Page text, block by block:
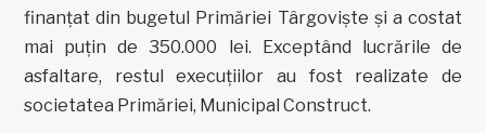
finanțat din bugetul Primăriei Târgoviște și a costat
mai puțin de 350.000 lei. Exceptând lucrările de
asfaltare, restul execuțiilor au fost realizate de
societatea Primăriei, Municipal Construct.